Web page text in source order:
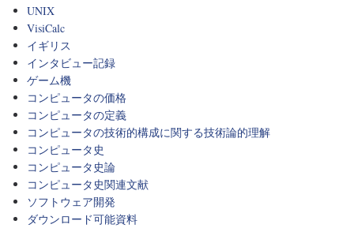
UNIX
VisiCalc
イギリス
インタビュー記録
ゲーム機
コンピュータの価格
コンピュータの定義
コンピュータの技術的構成に関する技術論的理解
コンピュータ史
コンピュータ史論
コンピュータ史関連文献
ソフトウェア開発
ダウンロード可能資料